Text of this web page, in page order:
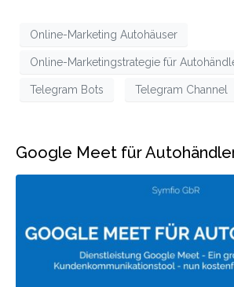
Online-Marketing Autohäuser
Online-Marketingstrategie für
Telegram Bots Telegram Channel
Google Meet für